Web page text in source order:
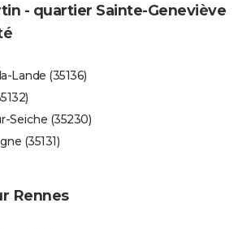
- quartier Sainte-Geneviève
Lande (35136)
Seiche (35230)
(35131)
Rennes